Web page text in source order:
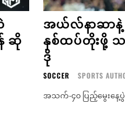
ဆို
အယ်လ်နာဆာနဲ့
နှစ်ထပ်တိုးဖို့
ဒို
SOCCER SPORTS
အသက်-၄၀ ပြည့်မွေးနေ့